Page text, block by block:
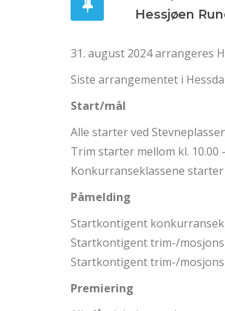
Hessjøen
31. august 2024 arrangeres
Siste arrangementet i
Start/mål
Alle starter ved
Trim starter mellom kl. 10.00
Konkurranseklassene starter
Påmelding
Startkontigent
Startkontigent trim-/
Startkontigent trim-/
Premiering